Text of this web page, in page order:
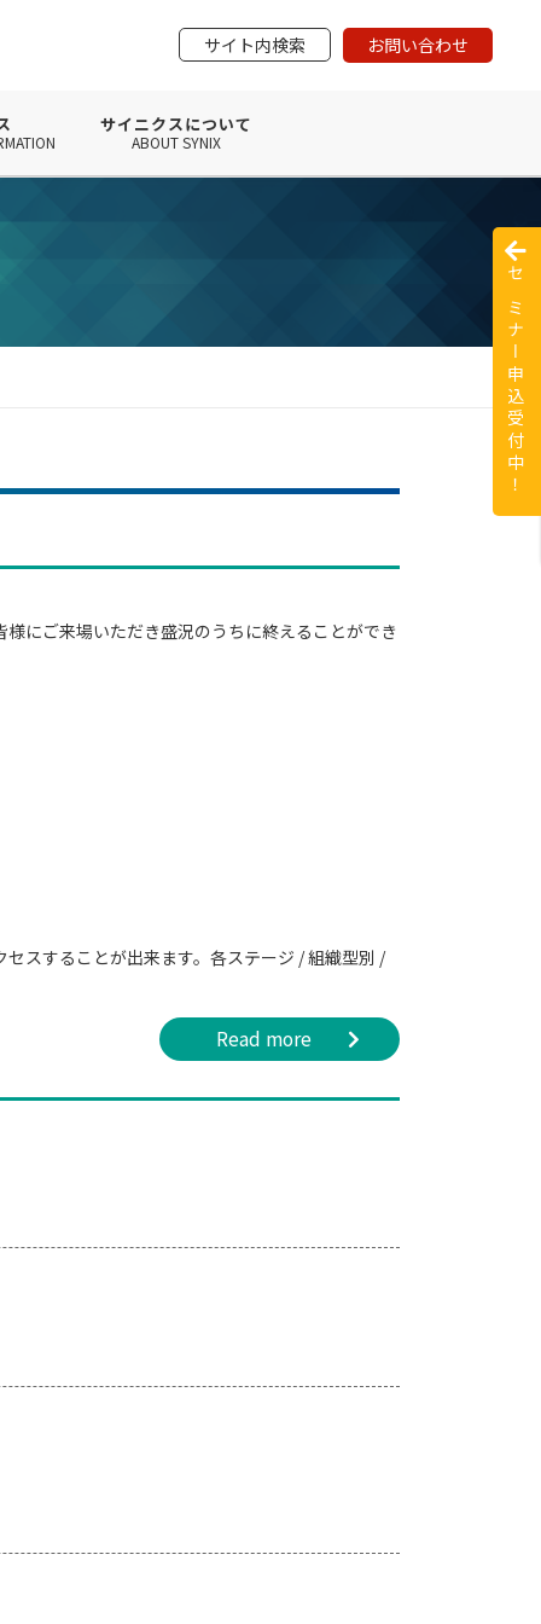
サイト内検索 お問い合わせ
サイニクスについて
ABOUT SYNIX
にご来場いただき盛況のうちに終えることができ
スすることが出来ます。各ステージ / 組織型別 /
Read more
セミナー申込受付中！